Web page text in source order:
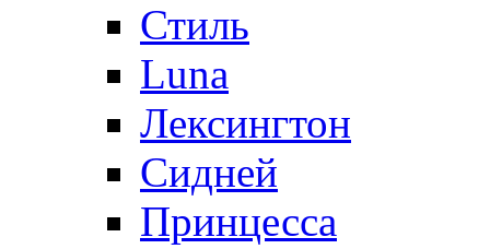
Стиль
Luna
Лексингтон
Сидней
Принцесса